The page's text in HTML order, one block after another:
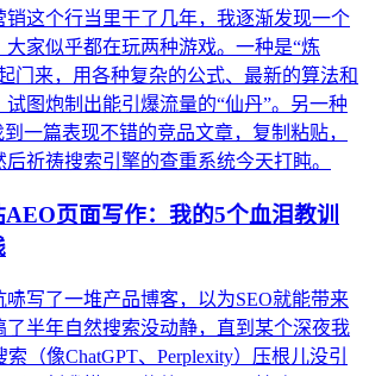
销这个行当里干了几年，我逐渐发现一个
大家似乎都在玩两种游戏。一种是“炼
门来，用各种复杂的公式、最新的算法和
试图炮制出能引爆流量的“仙丹”。另一种
到一篇表现不错的竞品文章，复制粘贴，
祈祷搜索引擎的查重系统今天打盹。
页面写作：我的5个血泪教训
哧写了一堆产品博客，以为SEO就能带来
了半年自然搜索没动静，直到某个深夜我
（像ChatGPT、Perplexity）压根儿没引